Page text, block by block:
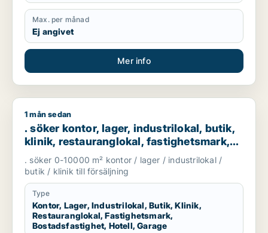
Max. per månad
Ej angivet
Mer info
. söker kontor, lager, industrilokal, butik, klinik,
1 mån sedan
. söker kontor, lager, industrilokal, butik,
klinik, restauranglokal, fastighetsmark,
bostadsfastighet, hotell eller garage till
salu i Göteborg
. söker 0-10000 m² kontor / lager / industrilokal /
butik / klinik till försäljning
Type
Kontor, Lager, Industrilokal, Butik, Klinik,
Restauranglokal, Fastighetsmark,
Bostadsfastighet, Hotell, Garage